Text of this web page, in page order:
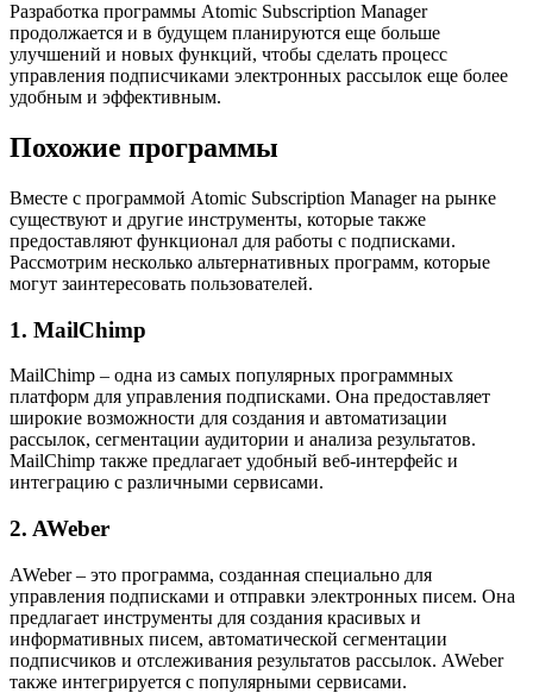
Разработка программы Atomic Subscription Manager
продолжается и в будущем планируются еще больше
улучшений и новых функций, чтобы сделать процесс
управления подписчиками электронных рассылок еще более
удобным и эффективным.
Похожие программы
Вместе с программой Atomic Subscription Manager на рынке
существуют и другие инструменты, которые также
предоставляют функционал для работы с подписками.
Рассмотрим несколько альтернативных программ, которые
могут заинтересовать пользователей.
1. MailChimp
MailChimp – одна из самых популярных программных
платформ для управления подписками. Она предоставляет
широкие возможности для создания и автоматизации
рассылок, сегментации аудитории и анализа результатов.
MailChimp также предлагает удобный веб-интерфейс и
интеграцию с различными сервисами.
2. AWeber
AWeber – это программа, созданная специально для
управления подписками и отправки электронных писем. Она
предлагает инструменты для создания красивых и
информативных писем, автоматической сегментации
подписчиков и отслеживания результатов рассылок. AWeber
также интегрируется с популярными сервисами.